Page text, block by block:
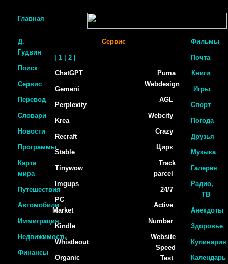
Главная
Д.
Гудвин
Поиск
Сервис
Перевод
Словари
Новости
Программы
Карта
мира
Путешествия
Автомобили
Иммиграция
Недвижимость
Финансы
Сервис
| 1 | 2 |
ChatGPT
Gemeni
Perplexity
Krea
Recraft
Stable
Tinywow
Imgups
PC
Market
Kindle
Whistleout
Organic
Puma
Webdesign
AGL
Webcity
Crazy
Цирк
Track
parcel
24/7
Active
Number
Website
Speed
Test
Фильмы
Почта
Книги
Игры
Спорт
Погода
Друзья
Музыка
Галерея
Радио,
ТВ
Анекдоты
Здоровье
Кулинария
Календарь